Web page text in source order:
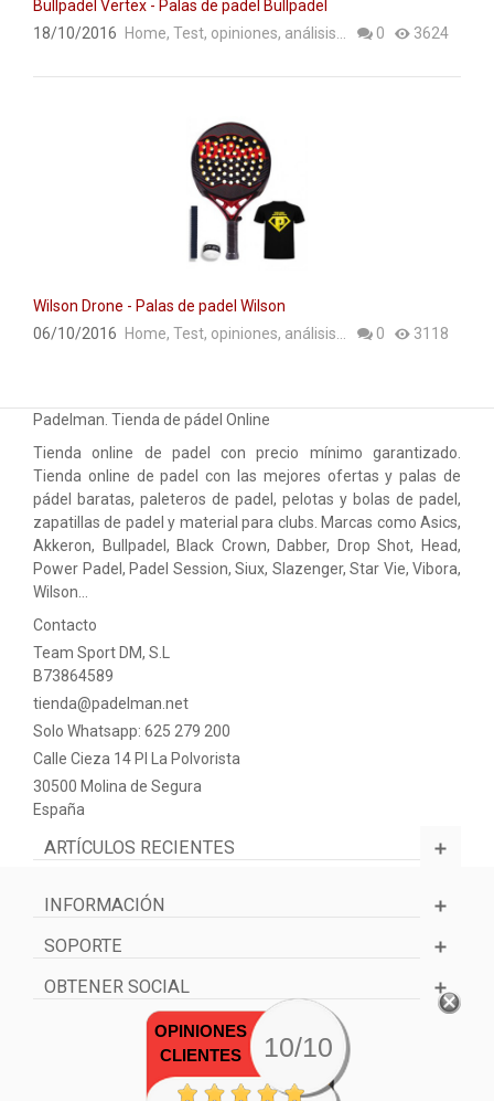
Bullpadel Vertex - Palas de padel Bullpadel
18/10/2016
Home, Test, opiniones, análisis... 0 3624
Wilson Drone - Palas de padel Wilson
06/10/2016
Home, Test, opiniones, análisis... 0 3118
Padelman. Tienda de pádel Online
Tienda online de padel con precio mínimo garantizado.
Tienda online de padel con las mejores ofertas y palas de
pádel baratas, paleteros de padel, pelotas y bolas de padel,
zapatillas de padel y material para clubs. Marcas como Asics,
Akkeron, Bullpadel, Black Crown, Dabber, Drop Shot, Head,
Power Padel, Padel Session, Siux, Slazenger, Star Vie, Vibora,
Wilson…
Contacto
Team Sport DM, S.L
B73864589
tienda@padelman.net
Solo Whatsapp: 625 279 200
Calle Cieza 14 PI La Polvorista
30500 Molina de Segura
España
ARTÍCULOS RECIENTES
INFORMACIÓN
SOPORTE
OBTENER SOCIAL
OPINIONES
CLIENTES
10/10